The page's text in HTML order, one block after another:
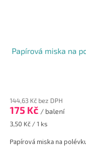
Papírová miska na
144,63 Kč bez DPH
175 Kč / balení
Měrná
3,50 Kč / 1 ks
Papírová miska na